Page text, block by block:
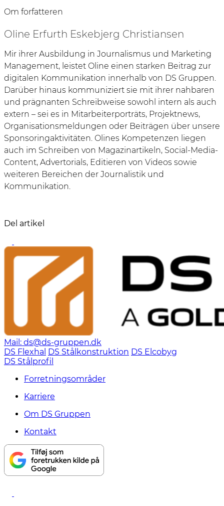
om forfatteren
Oline Erfurth Eskebjerg Christiansen
Mir ihrer Ausbildung in Journalismus und Marketing
Management, leistet Oline einen starken Beitrag zur
digitalen Kommunikation innerhalb von DS Gruppen.
Darüber hinaus kommuniziert sie mit ihrer nahbaren
und prägnanten Schreibweise sowohl intern als auch
extern – sei es in Mitarbeiterporträts, Projektnews,
Organisationsmeldungen oder Beiträgen über unsere
Sponsoringaktivitäten. Olines Kompetenzen liegen
auch im Schreiben von Magazinartikeln, Social-Media-
Content, Advertorials, Editieren von Videos sowie
weiteren Bereichen der Journalistik und
Kommunikation.
Del artikel
Mail: ds@ds-gruppen.dk
DS Flexhal DS Stålkonstruktion DS Elcobyg
DS Stålprofil
Forretningsområder
Karriere
Om DS Gruppen
Kontakt